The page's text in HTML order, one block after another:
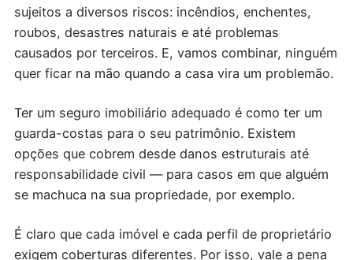
sujeitos a diversos riscos: incêndios, enchentes,
roubos, desastres naturais e até problemas
causados por terceiros. E, vamos combinar, ninguém
quer ficar na mão quando a casa vira um problemão.
Ter um seguro imobiliário adequado é como ter um
guarda-costas para o seu patrimônio. Existem
opções que cobrem desde danos estruturais até
responsabilidade civil — para casos em que alguém
se machuca na sua propriedade, por exemplo.
É claro que cada imóvel e cada perfil de proprietário
exigem coberturas diferentes. Por isso, vale a pena